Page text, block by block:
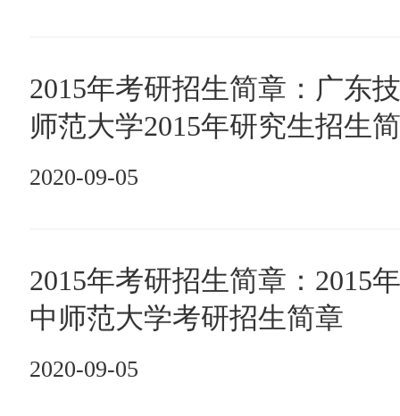
2015年考研招生简章：广东
师范大学2015年研究生招生
2020-09-05
2015年考研招生简章：2015
中师范大学考研招生简章
2020-09-05